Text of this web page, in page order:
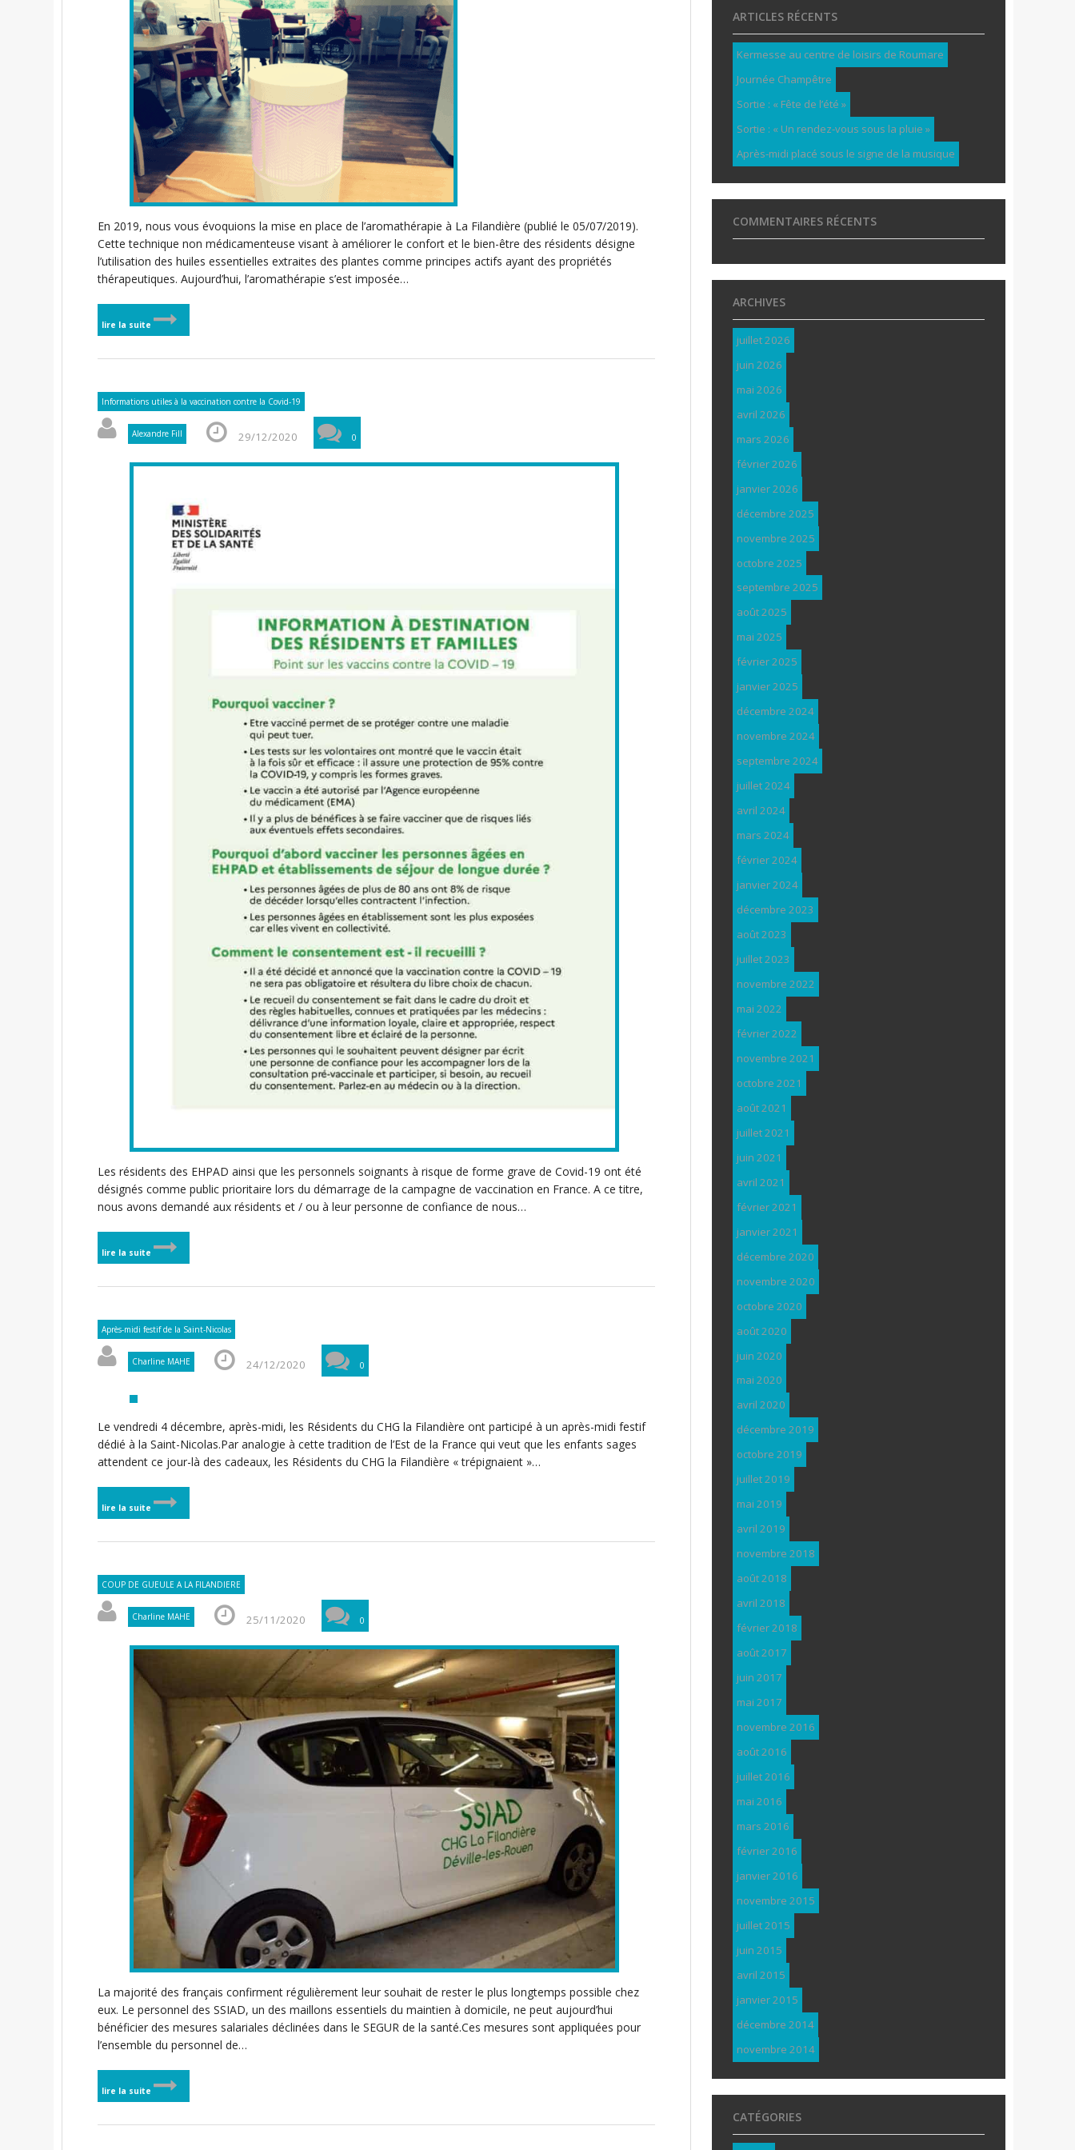
En 2019, nous vous évoquions la mise en place de l’aromathérapie à La Filandière (publié le 05/07/2019).
Cette technique non médicamenteuse visant à améliorer le confort et le bien-être des résidents désigne
l’utilisation des huiles essentielles extraites des plantes comme principes actifs ayant des propriétés
thérapeutiques. Aujourd’hui, l’aromathérapie s’est imposée…
lire la suite
Informations utiles à la vaccination contre la Covid-19
Alexandre Fill 29/12/2020 0
Les résidents des EHPAD ainsi que les personnels soignants à risque de forme grave de Covid-19 ont été
désignés comme public prioritaire lors du démarrage de la campagne de vaccination en France. A ce titre,
nous avons demandé aux résidents et / ou à leur personne de confiance de nous…
lire la suite
Après-midi festif de la Saint-Nicolas
Charline MAHE 24/12/2020 0
Le vendredi 4 décembre, après-midi, les Résidents du CHG la Filandière ont participé à un après-midi festif
dédié à la Saint-Nicolas.Par analogie à cette tradition de l’Est de la France qui veut que les enfants sages
attendent ce jour-là des cadeaux, les Résidents du CHG la Filandière « trépignaient »…
lire la suite
COUP DE GUEULE A LA FILANDIERE
Charline MAHE 25/11/2020 0
La majorité des français confirment régulièrement leur souhait de rester le plus longtemps possible chez
eux. Le personnel des SSIAD, un des maillons essentiels du maintien à domicile, ne peut aujourd’hui
bénéficier des mesures salariales déclinées dans le SEGUR de la santé.Ces mesures sont appliquées pour
l’ensemble du personnel de…
lire la suite
ARTICLES RÉCENTS
Kermesse au centre de loisirs de Roumare
Journée Champêtre
Sortie : « Fête de l’été »
Sortie : « Un rendez-vous sous la pluie »
Après-midi placé sous le signe de la musique
COMMENTAIRES RÉCENTS
ARCHIVES
juillet 2026
juin 2026
mai 2026
avril 2026
mars 2026
février 2026
janvier 2026
décembre 2025
novembre 2025
octobre 2025
septembre 2025
août 2025
mai 2025
février 2025
janvier 2025
décembre 2024
novembre 2024
septembre 2024
juillet 2024
avril 2024
mars 2024
février 2024
janvier 2024
décembre 2023
août 2023
juillet 2023
novembre 2022
mai 2022
février 2022
novembre 2021
octobre 2021
août 2021
juillet 2021
juin 2021
avril 2021
février 2021
janvier 2021
décembre 2020
novembre 2020
octobre 2020
août 2020
juin 2020
mai 2020
avril 2020
décembre 2019
octobre 2019
juillet 2019
mai 2019
avril 2019
novembre 2018
août 2018
avril 2018
février 2018
août 2017
juin 2017
mai 2017
novembre 2016
août 2016
juillet 2016
mai 2016
mars 2016
février 2016
janvier 2016
novembre 2015
juillet 2015
juin 2015
avril 2015
janvier 2015
décembre 2014
novembre 2014
CATÉGORIES